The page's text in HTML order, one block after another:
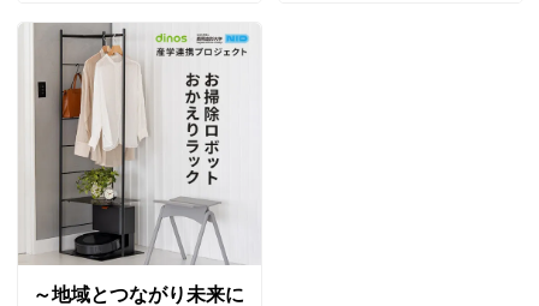
～地域とつながり未来に